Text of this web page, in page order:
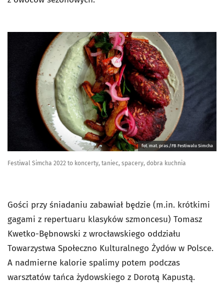
fot. mat. pras./FB Festiwalu Simcha
Festiwal Simcha 2022 to koncerty, taniec, spacery, dobra kuchnia
Gości przy śniadaniu zabawiał będzie (m.in. krótkimi
gagami z repertuaru klasyków szmoncesu) Tomasz
Kwetko-Bębnowski z wrocławskiego oddziału
Towarzystwa Społeczno Kulturalnego Żydów w Polsce.
A nadmierne kalorie spalimy potem podczas
warsztatów tańca żydowskiego z Dorotą Kapustą.